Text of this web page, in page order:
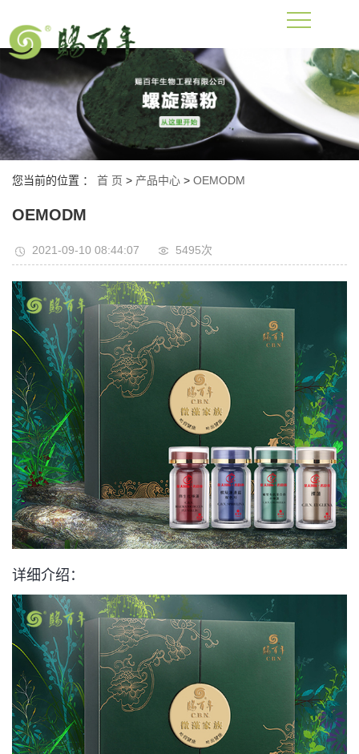
您当前的位置 ： 首 页 > 产品中心 > OEMODM
OEMODM
2021-09-10 08:44:07 5495次
详细介绍：